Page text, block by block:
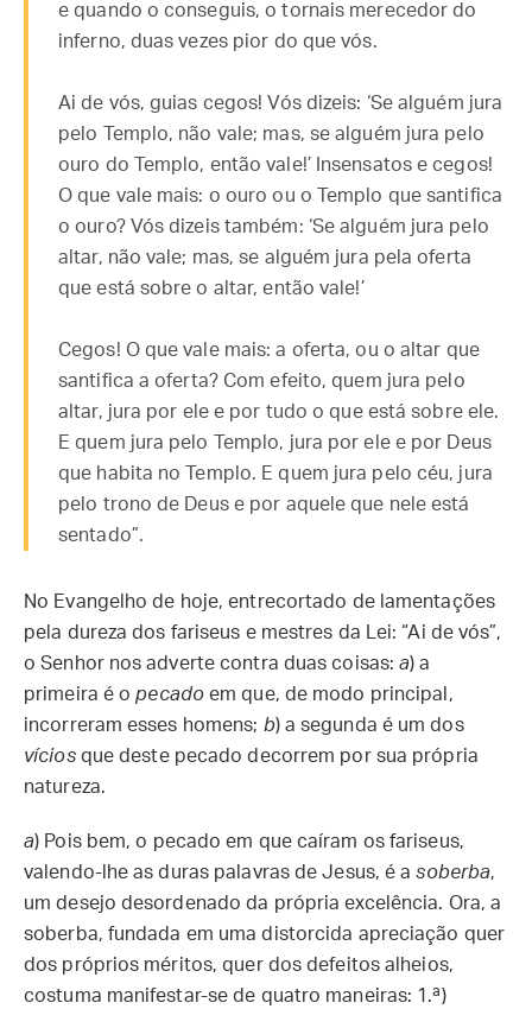
e quando o conseguis, o tornais merecedor do
inferno, duas vezes pior do que vós.
Ai de vós, guias cegos! Vós dizeis: ‘Se alguém jura
pelo Templo, não vale; mas, se alguém jura pelo
ouro do Templo, então vale!’ Insensatos e cegos!
O que vale mais: o ouro ou o Templo que santifica
o ouro? Vós dizeis também: ‘Se alguém jura pelo
altar, não vale; mas, se alguém jura pela oferta
que está sobre o altar, então vale!’
Cegos! O que vale mais: a oferta, ou o altar que
santifica a oferta? Com efeito, quem jura pelo
altar, jura por ele e por tudo o que está sobre ele.
E quem jura pelo Templo, jura por ele e por Deus
que habita no Templo. E quem jura pelo céu, jura
pelo trono de Deus e por aquele que nele está
sentado”.
No Evangelho de hoje, entrecortado de lamentações
pela dureza dos fariseus e mestres da Lei: “Ai de vós”,
o Senhor nos adverte contra duas coisas:a) a
primeira é opecadoem que, de modo principal,
incorreram esses homens; b) a segunda é um dos
víciosque deste pecado decorrem por sua própria
natureza.
a) Pois bem, o pecado em que caíram os fariseus,
valendo-lhe as duras palavras de Jesus, é asoberba,
um desejo desordenado da própria excelência. Ora, a
soberba, fundada em uma distorcida apreciação quer
dos próprios méritos, quer dos defeitos alheios,
costuma manifestar-se de quatro maneiras: 1.ª)